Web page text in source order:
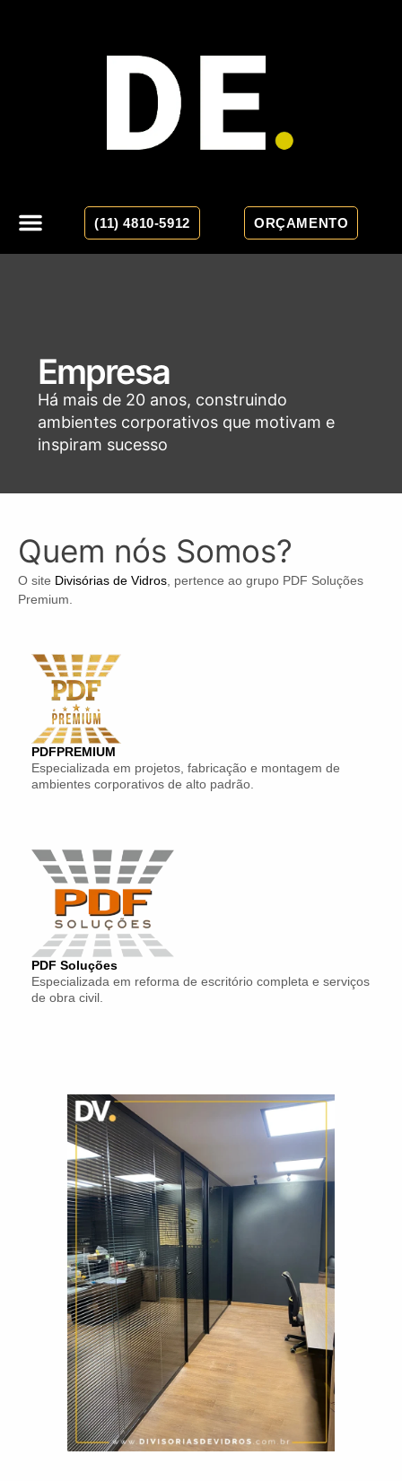
ORÇAMENTO
(11) 4810-5912
Empresa
Há mais de 20 anos, construindo
ambientes corporativos que motivam e
inspiram sucesso
Quem nós Somos?
O site Divisórias de Vidros, pertence ao grupo PDF Soluções
Premium.
PDFPREMIUM
Especializada em projetos, fabricação e montagem de
ambientes corporativos de alto padrão.
PDF Soluções
Especializada em reforma de escritório completa e serviços
de obra civil.